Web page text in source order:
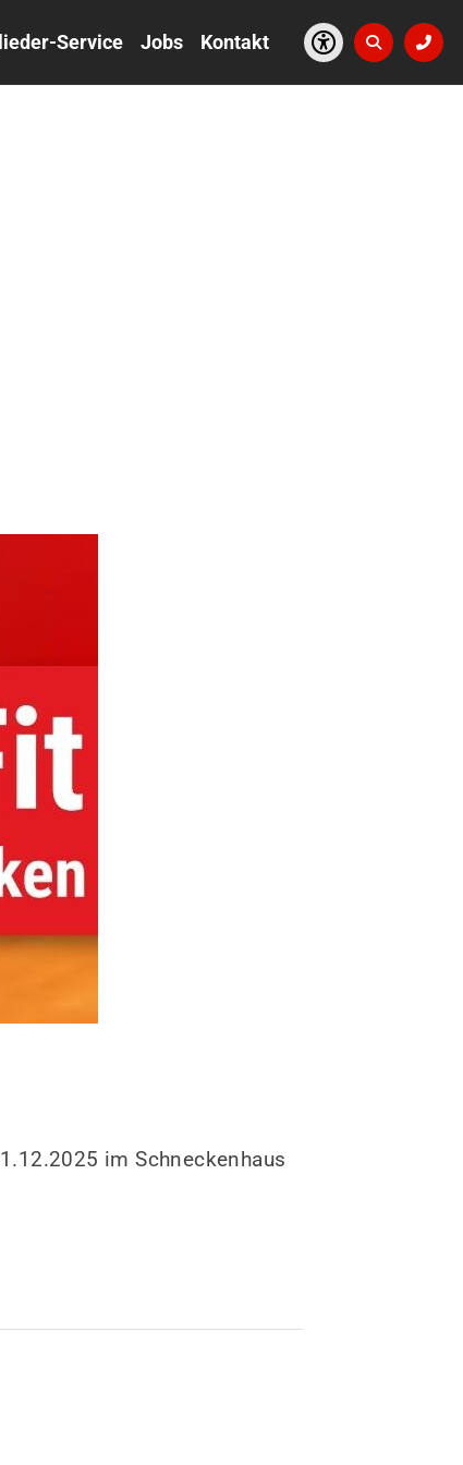
Service Jobs Kontakt
im Schneckenhaus
Schnecken Lüdenscheid e.V.
95
Lüdenscheid
9744480
schnecken.com